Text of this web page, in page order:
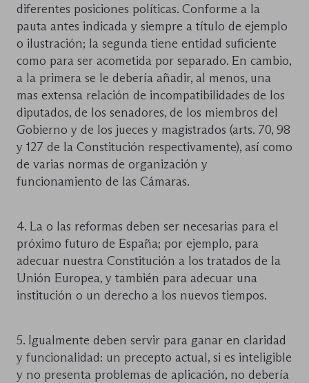
diferentes posiciones políticas. Conforme a la
pauta antes indicada y siempre a título de ejemplo
o ilustración; la segunda tiene entidad suficiente
como para ser acometida por separado. En cambio,
a la primera se le debería añadir, al menos, una
mas extensa relación de incompatibilidades de los
diputados, de los senadores, de los miembros del
Gobierno y de los jueces y magistrados (arts. 70, 98
y 127 de la Constitución respectivamente), así como
de varias normas de organización y
funcionamiento de las Cámaras.
4. La o las reformas deben ser necesarias para el
próximo futuro de España; por ejemplo, para
adecuar nuestra Constitución a los tratados de la
Unión Europea, y también para adecuar una
institución o un derecho a los nuevos tiempos.
5. Igualmente deben servir para ganar en claridad
y funcionalidad: un precepto actual, si es inteligible
y no presenta problemas de aplicación, no debería